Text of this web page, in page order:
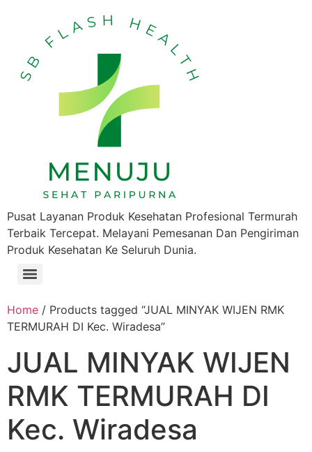
Pusat Layanan Produk Kesehatan Profesional Termurah
Terbaik Tercepat. Melayani Pemesanan Dan Pengiriman
Produk Kesehatan Ke Seluruh Dunia.
Home / Products tagged “JUAL MINYAK WIJEN RMK
TERMURAH DI Kec. Wiradesa”
JUAL MINYAK WIJEN
RMK TERMURAH DI
Kec. Wiradesa